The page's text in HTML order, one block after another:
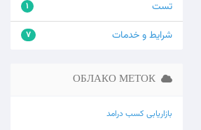
1 تست
7 شرایط و خدمات
بازاریابی کسب درامد